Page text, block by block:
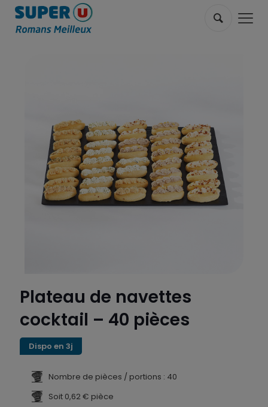
Plateau de navettes
cocktail – 40 pièces
Dispo en 3j
Nombre de pièces / portions : 40
Soit 0,62 € pièce